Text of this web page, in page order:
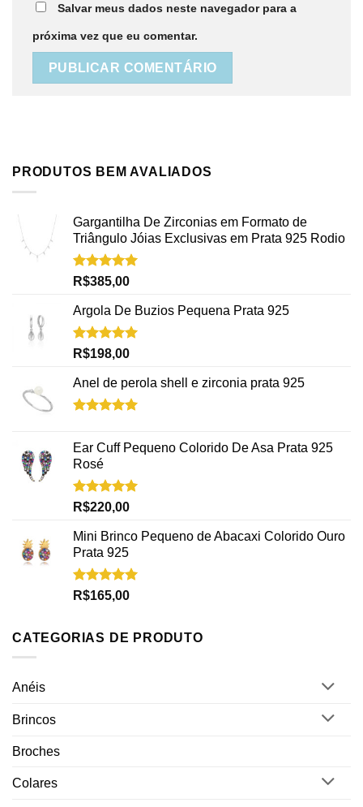
Salvar meus dados neste navegador para a
próxima vez que eu comentar.
PRODUTOS BEM AVALIADOS
Gargantilha De Zirconias em Formato de
Triângulo Jóias Exclusivas em Prata 925 Rodio
Avaliação
R$385,00
Argola De Buzios Pequena Prata 925
Avaliação
R$198,00
Anel de perola shell e zirconia prata 925
Ear Cuff Pequeno Colorido De Asa Prata 925
Rosé
Avaliação
R$220,00
Mini Brinco Pequeno de Abacaxi Colorido Ouro
Prata 925
Avaliação
R$165,00
CATEGORIAS DE PRODUTO
Anéis
Brincos
Broches
Colares